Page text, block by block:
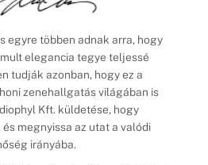
egyre többen adnak arra, hogy
elegancia tegye teljessé
tudják azonban, hogy ez a
zenehallgatás világában is
Kft. küldetése, hogy
megnyissa az utat a valódi
irányába.